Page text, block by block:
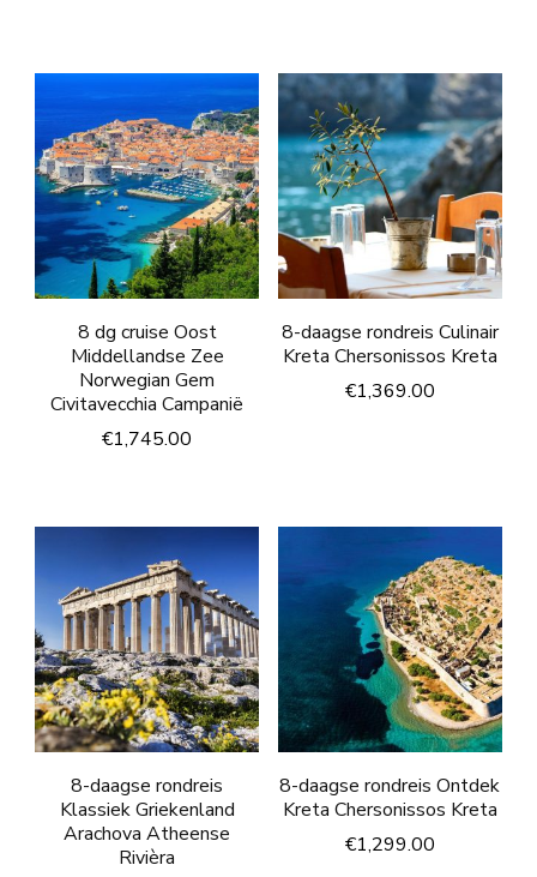
8 dg cruise Oost
Middellandse Zee
Norwegian Gem
Civitavecchia Campanië
€1,745.00
8-daagse rondreis Culinair
Kreta Chersonissos Kreta
€1,369.00
8-daagse rondreis
Klassiek Griekenland
Arachova Atheense
Rivièra
8-daagse rondreis Ontdek
Kreta Chersonissos Kreta
€1,299.00